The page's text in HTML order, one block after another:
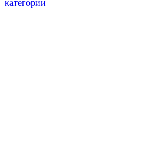
категории